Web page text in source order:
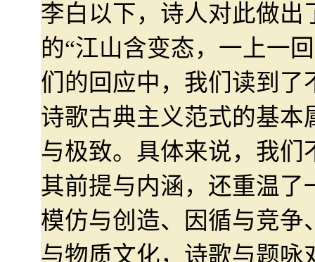
李白以下，诗人对此做
的“江山含变态，一上一
们的回应中，我们读到
诗歌古典主义范式的基
与极致。具体来说，我
其前提与内涵，还重温
模仿与创造、因循与竞
与物质文化，诗歌与题咏